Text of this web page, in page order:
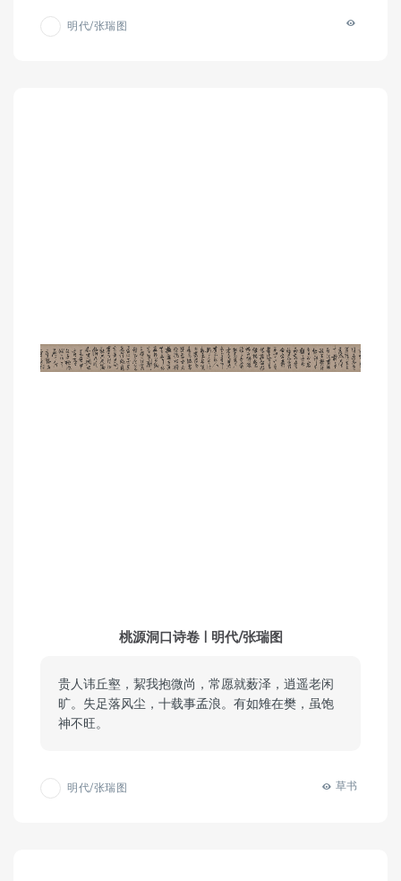
明代/张瑞图
桃源洞口诗卷 | 明代/张瑞图
贵人讳丘壑，絜我抱微尚，常愿就薮泽，逍遥老闲
旷。失足落风尘，十载事孟浪。有如雉在樊，虽饱
神不旺。
明代/张瑞图 草书